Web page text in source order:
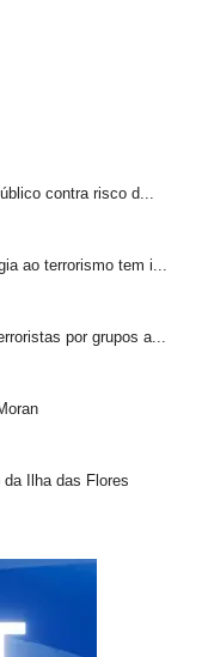
contra risco d...
ao terrorismo tem i...
por grupos a...
Ilha das Flores